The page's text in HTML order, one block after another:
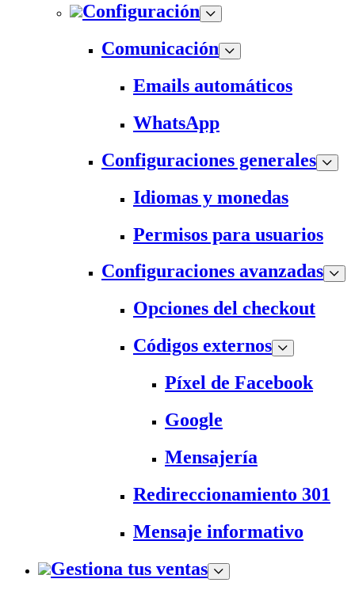
Configuración
Comunicación
Emails automáticos
WhatsApp
Configuraciones generales
Idiomas y monedas
Permisos para usuarios
Configuraciones avanzadas
Opciones del checkout
Códigos externos
Píxel de Facebook
Google
Mensajería
Redireccionamiento 301
Mensaje informativo
Gestiona tus ventas